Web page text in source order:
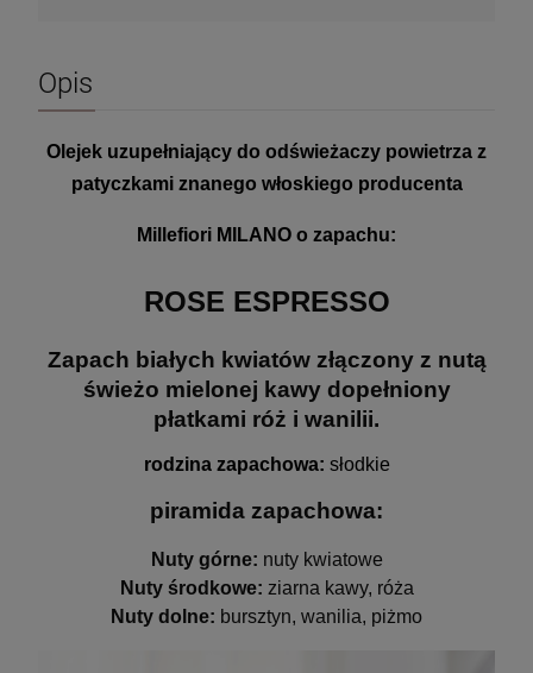
Opis
Olejek uzupełniający do odświeżaczy powietrza z
patyczkami znanego włoskiego producenta
Millefiori MILANO o zapachu:
ROSE ESPRESSO
Zapach białych kwiatów złączony z nutą
świeżo mielonej kawy dopełniony
płatkami róż i wanilii.
rodzina zapachowa: słodkie
piramida zapachowa:
Nuty górne: nuty kwiatowe
Nuty środkowe: ziarna kawy, róża
Nuty dolne: bursztyn, wanilia, piżmo